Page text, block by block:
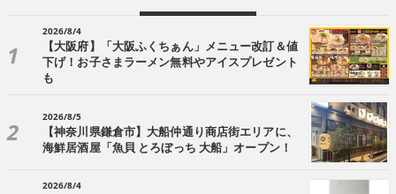
2026/8/4
【大阪府】「大阪ふくちぁん」メニュー改訂＆値
下げ！お子さまラーメン無料やアイスプレゼント
も
2026/8/5
【神奈川県鎌倉市】大船仲通り商店街エリアに、
海鮮居酒屋「魚貝 とろぼっち 大船」オープン！
2026/8/4